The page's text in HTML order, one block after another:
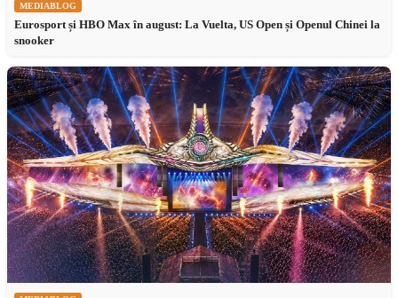
MEDIABLOG
Eurosport și HBO Max în august: La Vuelta, US Open și Openul Chinei la
snooker